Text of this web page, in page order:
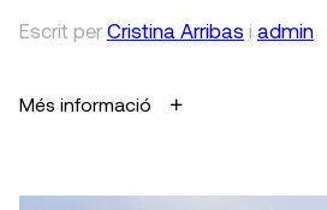
Escrit per Cristina Arribas i admin
Més informació